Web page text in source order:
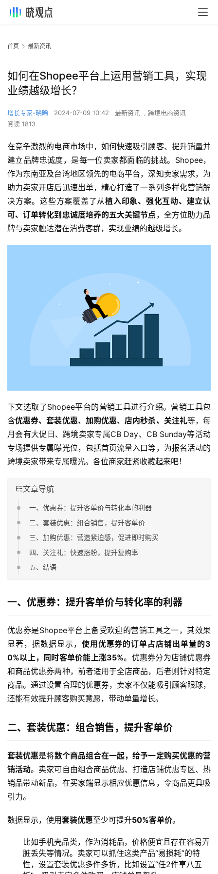
首页 最新资讯
如何在Shopee平台上运用营销工具，实现
业绩越级增长？
增长专家-晓晞 2024-07-09 10:42 最新资讯 , 跨境电商资讯
阅读 1813
在竞争激烈的电商市场中，如何快速吸引顾客、提升销量并
建立品牌忠诚度，是每一位卖家都面临的挑战。Shopee，
作为东南亚及台湾地区领先的电商平台，深知卖家需求，为
助力卖家开店后迅速出单，精心打造了一系列多样化营销解
决方案。这些方案覆盖了从植入印象、强化互动、建立认
可、订单转化到忠诚度培养的五大关键节点 ，全方位助力品
牌与卖家触达潜在消费客群，实现业绩的越级增长。
下文选取了Shopee平台的营销工具进行介绍。营销工具包
含优惠券、套装优惠、加购优惠、店内秒杀、关注礼等，每
月会有大促日、跨境卖家专属CB Day、CB Sunday等活动
专场提供专属曝光位，包括首页流量入口等，为报名活动的
跨境卖家带来专属曝光。各位商家赶紧收藏起来吧！
文章导航
一、优惠券：提升客单价与转化率的利器
二、套装优惠：组合销售，提升客单价
三、加购优惠：营造紧迫感，促进即时购买
四、关注礼：快速涨粉，提升复购率
五、结语
一、优惠券：提升客单价与转化率的利器
优惠券是Shopee平台上备受欢迎的营销工具之一，其效果
显著，据数据显示， 使用优惠券的订单占店铺出单量的3
0%以上，同时客单价能上涨35%。优惠券分为店铺优惠券
和商品优惠券两种，前者适用于全店商品，后者则针对特定
商品。通过设置合理的优惠券，卖家不仅能吸引顾客眼球，
还能有效提升顾客购买意愿，带动单量增长。
二、套装优惠：组合销售，提升客单价
套装优惠是将数个商品组合在一起，给予一定购买优惠的营
销活动。卖家可自由组合商品优惠、打造店铺优惠专区、热
销品带动新品，在买家端显示相应优惠信息，令商品更具吸
引力。
数据显示，使用套装优惠至少可提升50%客单价。
比如手机壳品类，作为消耗品，价格便宜且存在容易弄
脏丢失等情况。卖家可以抓住这类产品“易损耗”的特
性，设置套装优惠多件多折，比如设置“任2件享八五